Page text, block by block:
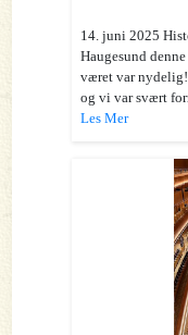
14. juni 2025
Haugesund
været var
og vi var svært
Les Mer